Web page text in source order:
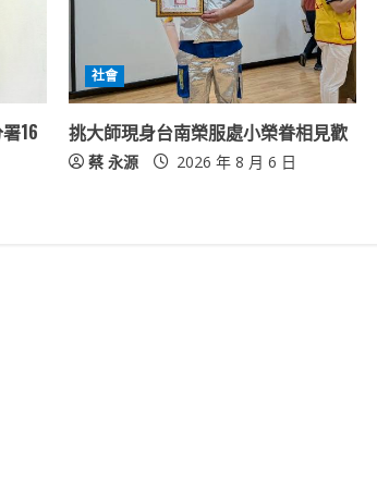
16
社會
挑大師現身台南榮服處小榮眷相見歡
蔡 永源 2026 年 8 月 6 日